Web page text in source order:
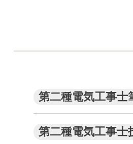
第二種電気工事士
第二種電気工事士